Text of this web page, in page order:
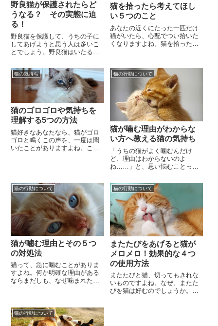
野良猫が保護されたらど
うなる？ その実態に迫
る！
野良猫を保護して、うちの子に
してあげようと思う人は多いこ
とでしょう。野良猫はいたると
や、道端で野良猫をよく見かけ
ますよね。野良猫が、あ...
猫を拾ったら考えてほし
い５つのこと
あなたの近くにたった一匹だけ
猫がいたら、心配でつい拾いた
くなりますよね。猫を拾ったの
ね。拾った猫の様子や...
猫の気持ち
猫のゴロゴロや気持ちを
理解する5つの方法
猫好きなあなたなら、猫がゴロ
ゴロと鳴くこの声を、一度は聞
いたことがありますよね。この
猫の行動について
猫が噛む理由がわからな
い方へ教える猫の気持ち
「うちの猫がよく噛むんだけ
ど、理由はわからないのよ
ね……」と、思い悩むことって
を理解できるまでは、そう思う
ことがたくさんありました。...
猫の行動について
猫が噛む理由とその５つ
の対処法
猫って、急に噛むことがありま
すよね。何か明確な理由がある
ならまだしも、なぜ噛まれたか
猫の行動について
またたびをあげると猫が
メロメロ！効果的な４つ
の使用方法
またたびと猫、切ってもきれな
いものですよね。なぜ、またた
びを猫は好むのでしょうか。そ
猫の行動について